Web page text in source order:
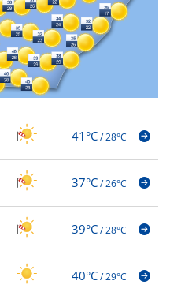
41°C/28°C
37°C/26°C
39°C/28°C
40°C/29°C